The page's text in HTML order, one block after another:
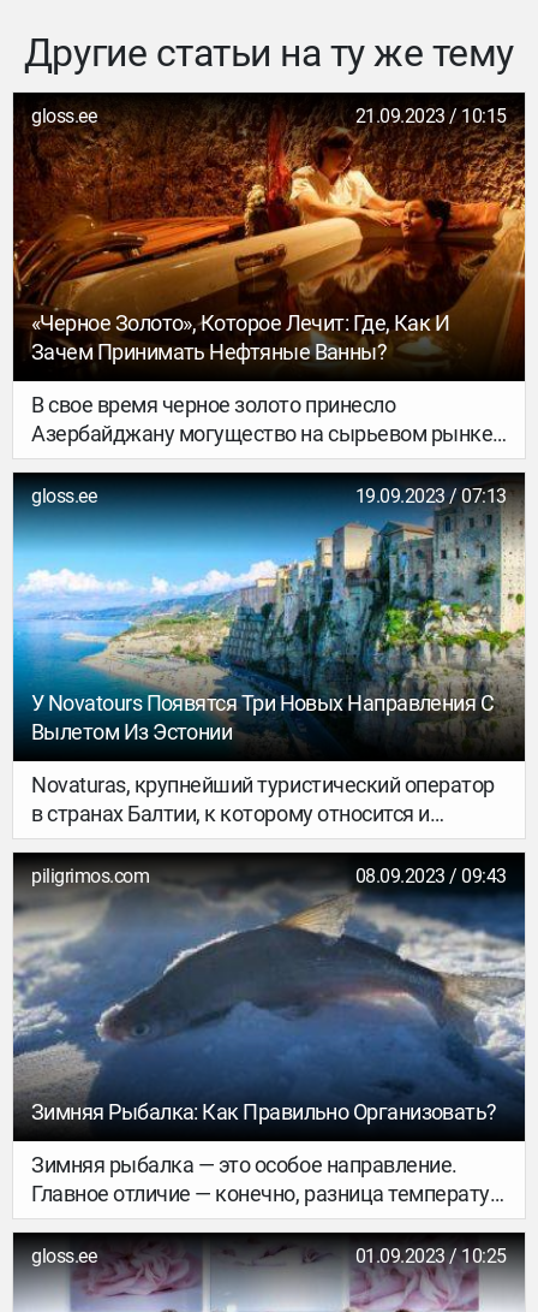
Другие статьи на ту же тему
gloss.ee 21.09.2023 / 10:15
«Черное Золото», Которое Лечит: Где, Как И
Зачем Принимать Нефтяные Ванны?
В свое время черное золото принесло
Азербайджану могущество на сырьевом рынке.
Однако местная нефть, добываемая в
Нафталане, свою силу раскрывает и в
медицинских целях, помогая лечить самые
различные заболевания вот уже сотни лет.
gloss.ee 19.09.2023 / 07:13
У Novatours Появятся Три Новых Направления С
Вылетом Из Эстонии
Novaturas, крупнейший туристический оператор
в странах Балтии, к которому относится и
эстонский туроператор Novatours, первым на
рынке представил всю программу летних туров
на 2024 год, куда вошли и новые пункты
назначения для путешествий из Эстонии —
остров Кипр, солнечное побережье Испании и
регион Калабрия в Италии.
piligrimos.com 08.09.2023 / 09:43
Зимняя Рыбалка: Как Правильно Организовать?
Зимняя рыбалка — это особое направление.
Главное отличие — конечно, разница температур.
Обитатели водоемов активности проявляют
мало и клевать не хотят. А рыбаку нужно
постоянно помнить о своей безопасности.
gloss.ee 01.09.2023 / 10:25